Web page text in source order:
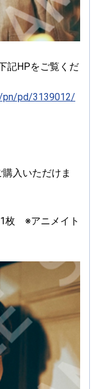
記HPをご覧くだ
pn/pd/3139012/
入いただけま
枚 ※アニメイト